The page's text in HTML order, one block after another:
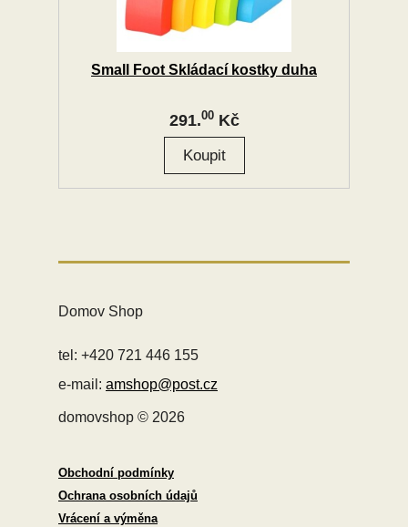
Small Foot Skládací kostky duha
291.00Kč
Domov Shop
tel: +420 721 446 155
e-mail: amshop@post.cz
domovshop © 2026
Obchodní podmínky
Ochrana osobních údajů
Vrácení a výměna